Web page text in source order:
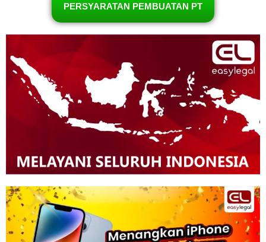
PERSYARATAN PEMBUATAN PT